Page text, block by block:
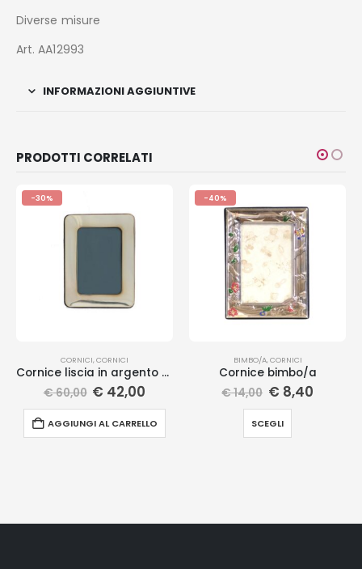
Diverse misure
Art. AA12993
INFORMAZIONI AGGIUNTIVE
PRODOTTI CORRELATI
-30%
CORNICI,CORNICI
Cornice liscia in argento massiccio
€60,00 € 42,00
AGGIUNGI AL CARRELLO
-40%
BIMBO/A,CORNICI
Cornice bimbo/a
€14,00 € 8,40
SCEGLI